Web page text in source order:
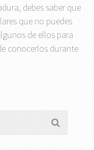
debes saber que
que no puedes
de ellos para
conocerlos durante